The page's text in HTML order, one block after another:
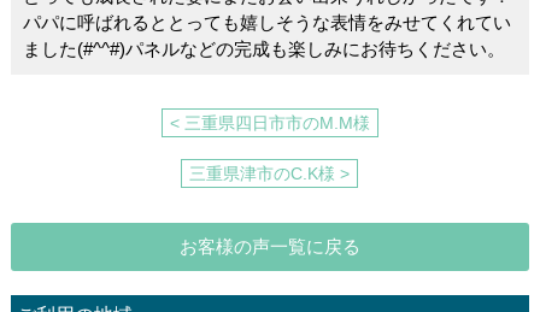
パパに呼ばれるととっても嬉しそうな表情をみせてくれてい
ました(#^^#)パネルなどの完成も楽しみにお待ちください。
< 三重県四日市市のM.M様
三重県津市のC.K様 >
お客様の声一覧に戻る